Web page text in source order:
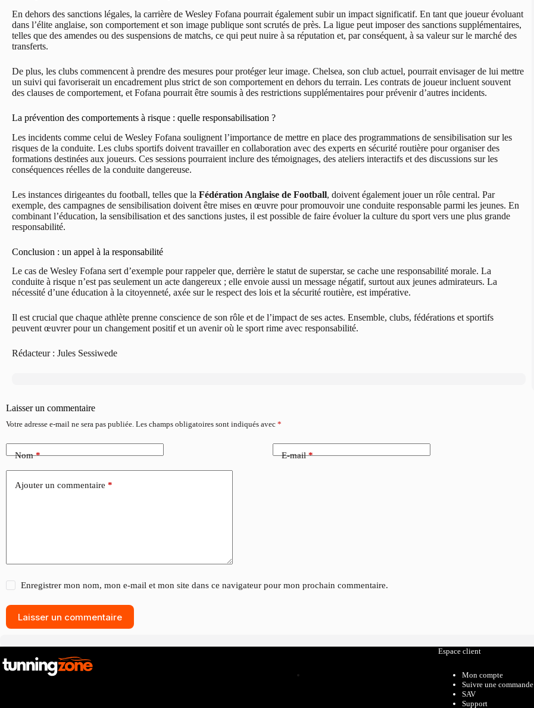
En dehors des sanctions légales, la carrière de Wesley Fofana pourrait également subir un impact significatif. En tant que joueur évoluant
dans l’élite anglaise, son comportement et son image publique sont scrutés de près. La ligue peut imposer des sanctions supplémentaires,
telles que des amendes ou des suspensions de matchs, ce qui peut nuire à sa réputation et, par conséquent, à sa valeur sur le marché des
transferts.
De plus, les clubs commencent à prendre des mesures pour protéger leur image. Chelsea, son club actuel, pourrait envisager de lui mettre
un suivi qui favoriserait un encadrement plus strict de son comportement en dehors du terrain. Les contrats de joueur incluent souvent
des clauses de comportement, et Fofana pourrait être soumis à des restrictions supplémentaires pour prévenir d’autres incidents.
La prévention des comportements à risque : quelle responsabilisation ?
Les incidents comme celui de Wesley Fofana soulignent l’importance de mettre en place des programmations de sensibilisation sur les
risques de la conduite. Les clubs sportifs doivent travailler en collaboration avec des experts en sécurité routière pour organiser des
formations destinées aux joueurs. Ces sessions pourraient inclure des témoignages, des ateliers interactifs et des discussions sur les
conséquences réelles de la conduite dangereuse.
Les instances dirigeantes du football, telles que la Fédération Anglaise de Football, doivent également jouer un rôle central. Par
exemple, des campagnes de sensibilisation doivent être mises en œuvre pour promouvoir une conduite responsable parmi les jeunes. En
combinant l’éducation, la sensibilisation et des sanctions justes, il est possible de faire évoluer la culture du sport vers une plus grande
responsabilité.
Conclusion : un appel à la responsabilité
Le cas de Wesley Fofana sert d’exemple pour rappeler que, derrière le statut de superstar, se cache une responsabilité morale. La
conduite à risque n’est pas seulement un acte dangereux ; elle envoie aussi un message négatif, surtout aux jeunes admirateurs. La
nécessité d’une éducation à la citoyenneté, axée sur le respect des lois et la sécurité routière, est impérative.
Il est crucial que chaque athlète prenne conscience de son rôle et de l’impact de ses actes. Ensemble, clubs, fédérations et sportifs
peuvent œuvrer pour un changement positif et un avenir où le sport rime avec responsabilité.
Rédacteur : Jules Sessiwede
Laisser un commentaire
Votre adresse e-mail ne sera pas publiée. Les champs obligatoires sont indiqués avec *
Nom* E-mail*
Ajouter un commentaire *
Enregistrer mon nom, mon e-mail et mon site dans ce navigateur pour mon prochain commentaire.
Laisser un commentaire
Espace client
Mon compte
Suivre une commande
SAV
Support